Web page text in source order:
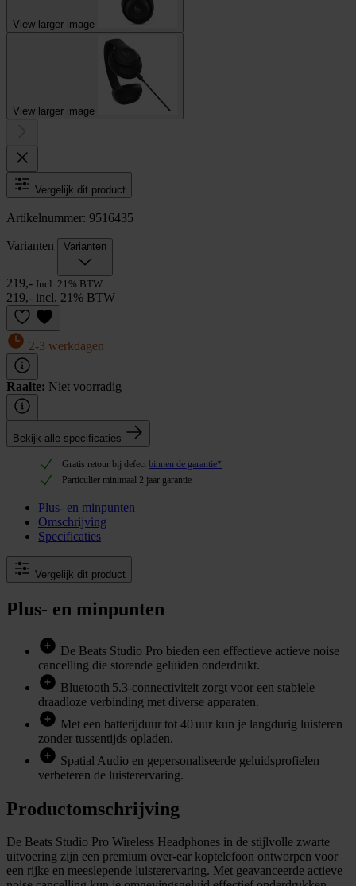
View larger image
View larger image
Vergelijk dit product
Artikelnummer: 9516435
Varianten Varianten
219,- Incl. 21% BTW
219,- incl. 21% BTW
2-3 werkdagen
Raalte: Niet voorradig
Bekijk alle specificaties
Gratis retour bij defect binnen de garantie*
Particulier minimaal 2 jaar garantie
Plus- en minpunten
Omschrijving
Specificaties
Vergelijk dit product
Plus- en minpunten
De Beats Studio Pro bieden een effectieve actieve noise
cancelling die storende geluiden onderdrukt.
Bluetooth 5.3‑connectiviteit zorgt voor een stabiele
draadloze verbinding met diverse apparaten.
Met een batterijduur tot 40 uur kun je langdurig luisteren
zonder tussentijds opladen.
Spatial Audio en gepersonaliseerde geluidsprofielen
verbeteren de luisterervaring.
Productomschrijving
De Beats Studio Pro Wireless Headphones in de stijlvolle zwarte
uitvoering zijn een premium over‑ear koptelefoon ontworpen voor
een rijke en meeslepende luisterervaring. Met geavanceerde actieve